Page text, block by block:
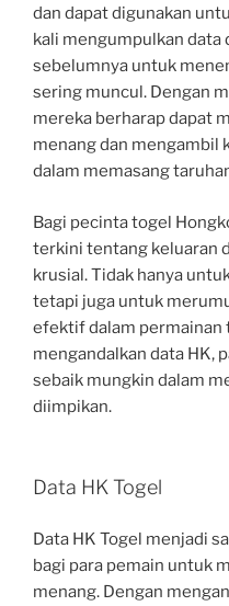
dan dapat digunakan
kali mengumpulkan data
sebelumnya untuk
sering muncul. Dengan
mereka berharap dapat
menang dan mengambil
dalam memasang
Bagi pecinta togel
terkini tentang keluaran
krusial. Tidak hanya
tetapi juga untuk
efektif dalam permainan
mengandalkan data HK,
sebaik mungkin dalam
diimpikan.
Data HK Togel
Data HK Togel menjadi
bagi para pemain untuk
menang. Dengan